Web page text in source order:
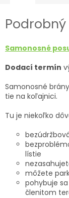
Samonosné
Dodací termín
Samonosné
tie na koľajnici.
Tu je niekoľko
lístie
môžete
pohybuje
členitom